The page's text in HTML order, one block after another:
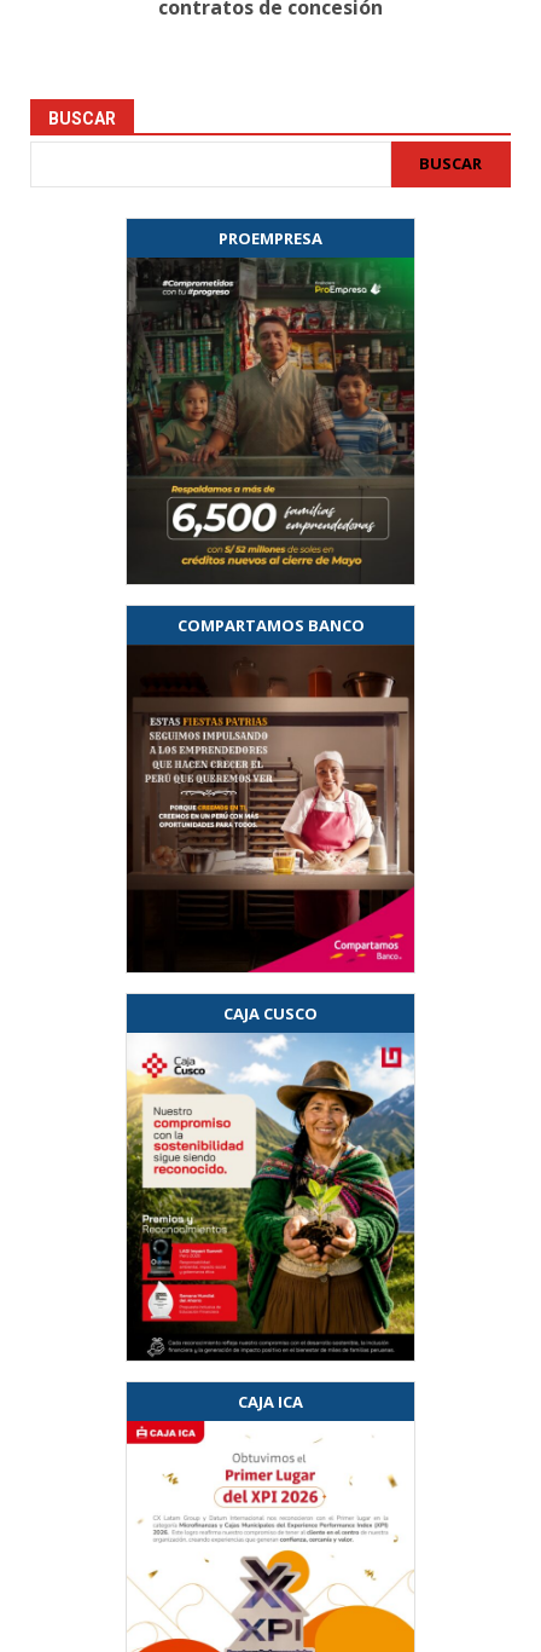
contratos de concesión
BUSCAR
BUSCAR
PROEMPRESA
COMPARTAMOS BANCO
CAJA CUSCO
CAJA ICA